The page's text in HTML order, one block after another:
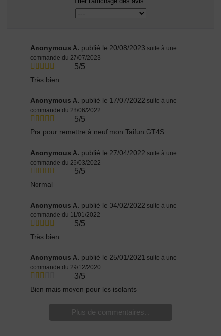
Anonymous A. publié le 20/08/2023 suite à une
commande du 27/07/2023
5/5
Très bien
Anonymous A. publié le 17/07/2022 suite à une
commande du 28/06/2022
5/5
Pra pour remettre à neuf mon Taifun GT4S
Anonymous A. publié le 27/04/2022 suite à une
commande du 26/03/2022
5/5
Normal
Anonymous A. publié le 04/02/2022 suite à une
commande du 11/01/2022
5/5
Très bien
Anonymous A. publié le 25/01/2021 suite à une
commande du 29/12/2020
3/5
Bien mais moyen pour les isolants
Plus de commentaires...